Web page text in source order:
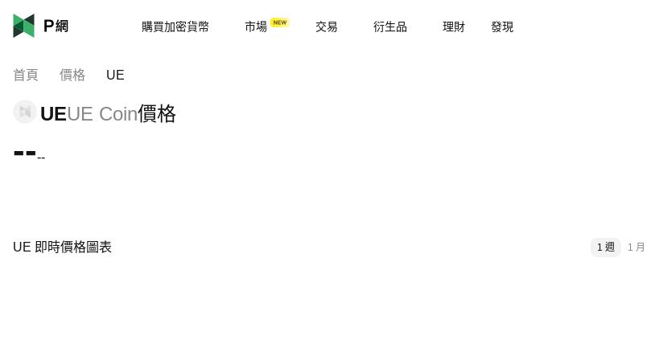
購買加密貨幣 市場 交易 衍生品 理財 發現
首頁 價格 UE
UEUE Coin價格
----
UE 即時價格圖表 1 週 1 月